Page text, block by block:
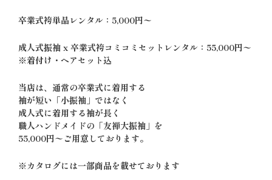
卒業式袴単品レンタル：5,000円〜
成人式振袖 x 卒業式袴コミコミセットレンタル：55,000円〜
※着付け・ヘアセット込
当店は、通常の卒業式に着用する
袖が短い「小振袖」ではなく
成人式に着用する袖が長く
職人ハンドメイドの「友禅大振袖」を
55,000円〜ご用意しております。
※カタログには一部商品を載せております